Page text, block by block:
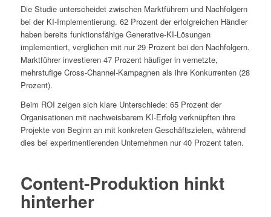
Die Studie unterscheidet zwischen Marktführern und Nachfolgern
bei der KI-Implementierung. 62 Prozent der erfolgreichen Händler
haben bereits funktionsfähige Generative-KI-Lösungen
implementiert, verglichen mit nur 29 Prozent bei den Nachfolgern.
Marktführer investieren 47 Prozent häufiger in vernetzte,
mehrstufige Cross-Channel-Kampagnen als ihre Konkurrenten (28
Prozent).
Beim ROI zeigen sich klare Unterschiede: 65 Prozent der
Organisationen mit nachweisbarem KI-Erfolg verknüpften ihre
Projekte von Beginn an mit konkreten Geschäftszielen, während
dies bei experimentierenden Unternehmen nur 40 Prozent taten.
Content-Produktion hinkt
hinterher